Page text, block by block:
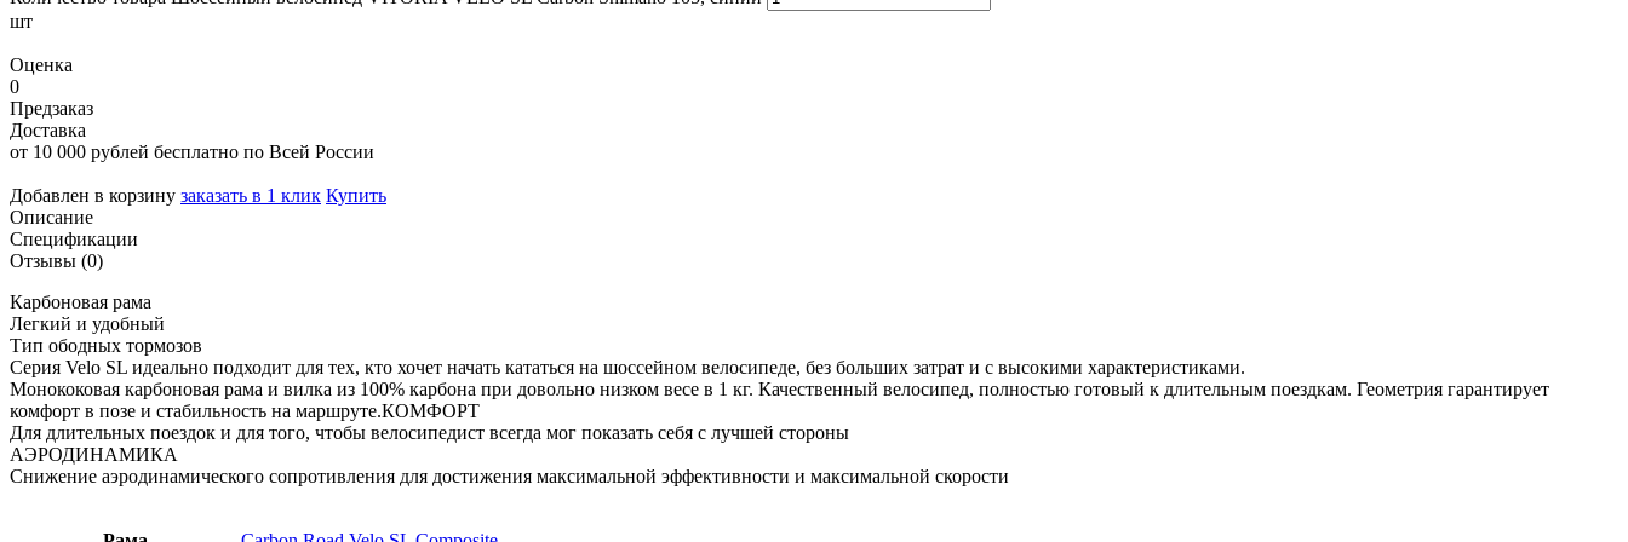
шт
Оценка
0
Предзаказ
Доставка
от 10 000 рублей бесплатно по Всей России
Добавлен в корзину заказать в 1 клик Купить
Описание
Спецификации
Отзывы (0)
Карбоновая рама
Легкий и удобный
Тип ободных тормозов
Серия Velo SL идеально подходит для тех, кто хочет начать кататься на шоссейном велосипеде, без больших затрат и с высокими характеристиками.
Монококовая карбоновая рама и вилка из 100% карбона при довольно низком весе в 1 кг. Качественный велосипед, полностью готовый к длительным поездкам. Геометрия гарантирует
комфорт в позе и стабильность на маршруте.КОМФОРТ
Для длительных поездок и для того, чтобы велосипедист всегда мог показать себя с лучшей стороны
АЭРОДИНАМИКА
Снижение аэродинамического сопротивления для достижения максимальной эффективности и максимальной скорости